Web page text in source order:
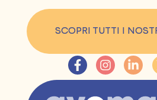
SCOPRI TUTTI I